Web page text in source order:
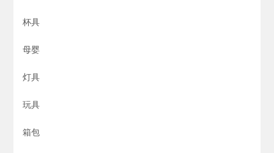
杯具
母婴
灯具
玩具
箱包